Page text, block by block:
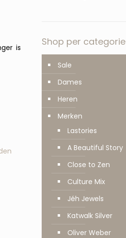
is
Shop per categorie
Sale
Dames
Heren
Merken
Lastories
A Beautiful Story
Close to Zen
Culture Mix
Jéh Jewels
Katwalk Silver
Oliver Weber